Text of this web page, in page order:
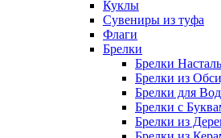
Куклы
Сувениры из туфа
Флаги
Брелки
Брелки
Брелки из
Брелки для
Брелки с
Брелки из